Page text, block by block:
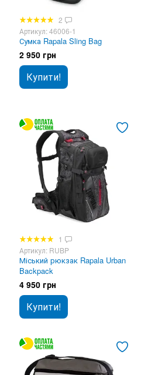
2
Артикул: 46006-1
Сумка Rapala Sling Bag
2 950 грн
Купити!
1
Артикул: RUBP
Міський рюкзак Rapala Urban
Backpack
4 950 грн
Купити!